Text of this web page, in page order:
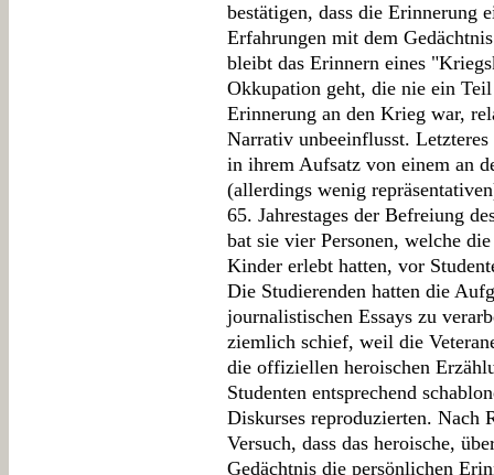
bestätigen, dass die Erinnerung
Erfahrungen mit dem
bleibt das Erinnern eines
Okkupation geht, die nie ein
Erinnerung an den Krieg war,
Narrativ unbeeinflusst.
in ihrem Aufsatz von einem an
(allerdings wenig
65. Jahrestages der Befreiung
bat sie vier Personen, welche
Kinder erlebt hatten, vor
Die Studierenden hatten die
journalistischen Essays zu
ziemlich schief, weil die
die offiziellen heroischen
Studenten entsprechend
Diskurses reproduzierten. Nach
Versuch, dass das heroische,
Gedächtnis die persönlichen